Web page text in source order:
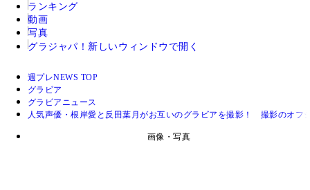
ランキング
動画
写真
グラジャパ！ 新しいウィンドウで開く
週プレNEWS TOP
グラビア
グラビアニュース
人気声優・根岸愛と反田葉月がお互いのグラビアを撮影！ 撮影のオフ
画像・写真